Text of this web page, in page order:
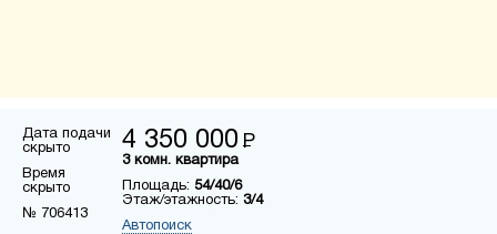
Дата подачи
скрыто
Время
скрыто
№ 706413
4 350 000 Р
3 комн. квартира
Площадь: 54/40/6
Этаж/этажность: 3/4
Автопоиск